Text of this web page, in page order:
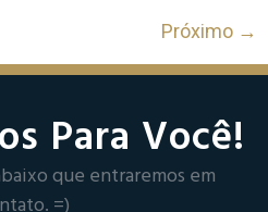
Próximo →
Para Você!
que entraremos em
=)